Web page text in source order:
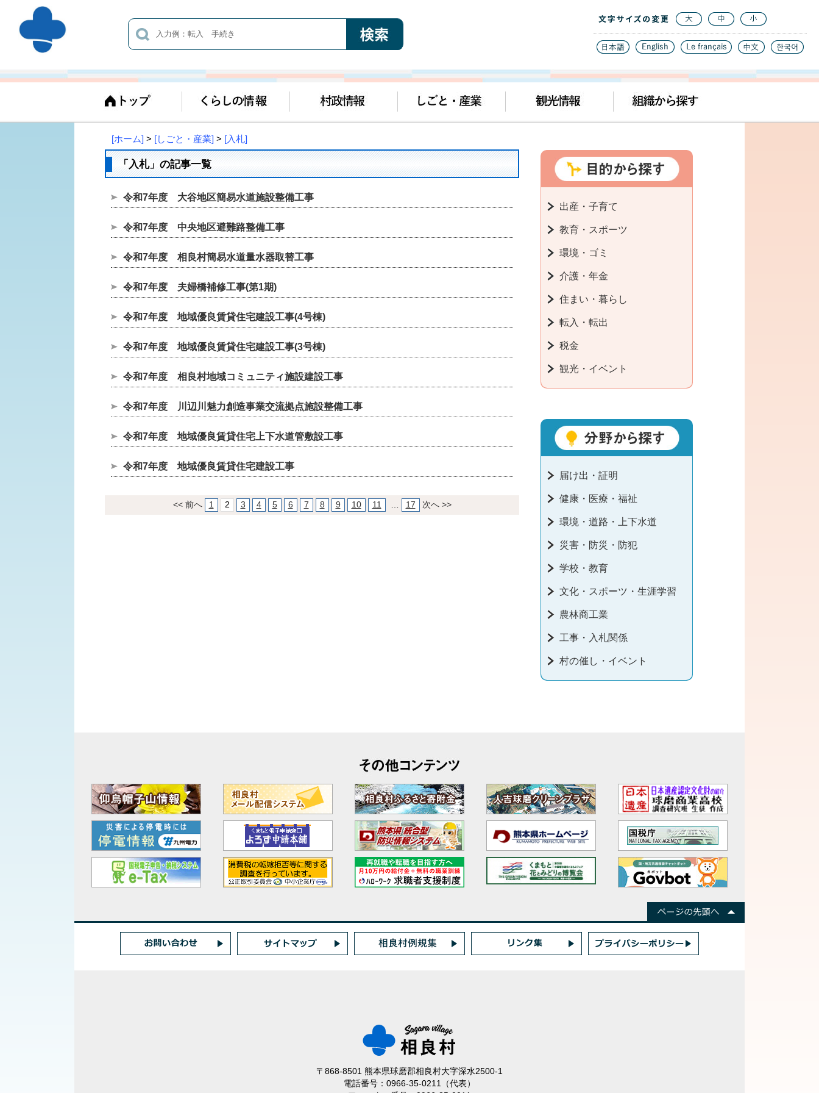
[ホーム] > [しごと・産業] > [入札]
「入札」の記事一覧
令和7年度 大谷地区簡易水道施設整備工事
令和7年度 中央地区避難路整備工事
令和7年度 相良村簡易水道量水器取替工事
令和7年度 夫婦橋補修工事(第1期)
令和7年度 地域優良賃貸住宅建設工事(4号棟)
令和7年度 地域優良賃貸住宅建設工事(3号棟)
令和7年度 相良村地域コミュニティ施設建設工事
令和7年度 川辺川魅力創造事業交流拠点施設整備工事
令和7年度 地域優良賃貸住宅上下水道管敷設工事
令和7年度 地域優良賃貸住宅建設工事
<< 前へ 1 2 3 4 5 6 7 8 9 10 11 … 17 次へ >>
出産・子育て
教育・スポーツ
環境・ゴミ
介護・年金
住まい・暮らし
転入・転出
税金
観光・イベント
届け出・証明
健康・医療・福祉
環境・道路・上下水道
災害・防災・防犯
学校・教育
文化・スポーツ・生涯学習
農林商工業
工事・入札関係
村の催し・イベント
〒868-8501 熊本県球磨郡相良村大字深水2500-1
電話番号：0966-35-0211（代表）